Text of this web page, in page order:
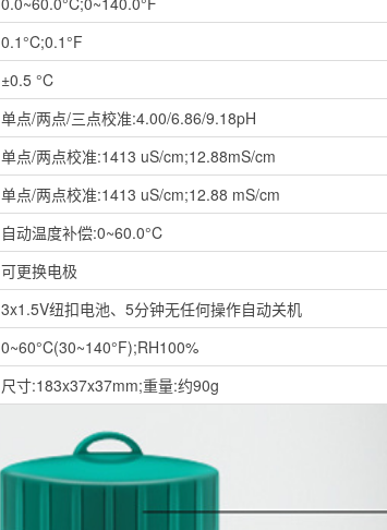
0.1°C;0.1°F
±0.5 °C
单点/两点/三点校准:4.00/6.86/9.18pH
单点/两点校准:1413 uS/cm;12.88mS/cm
单点/两点校准:1413 uS/cm;12.88 mS/cm
自动温度补偿:0~60.0°C
可更换电极
3x1.5V纽扣电池、5分钟无任何操作自动关机
0~60°C(30~140°F);RH100%
尺寸:183x37x37mm;重量:约90g